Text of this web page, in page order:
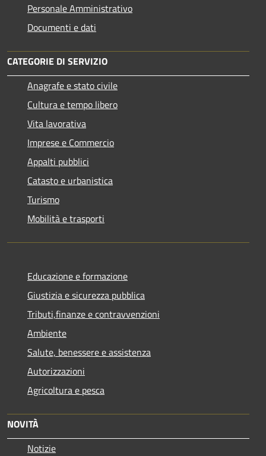
Personale Amministrativo
Documenti e dati
CATEGORIE DI SERVIZIO
Anagrafe e stato civile
Cultura e tempo libero
Vita lavorativa
Imprese e Commercio
Appalti pubblici
Catasto e urbanistica
Turismo
Mobilità e trasporti
Educazione e formazione
Giustizia e sicurezza pubblica
Tributi,finanze e contravvenzioni
Ambiente
Salute, benessere e assistenza
Autorizzazioni
Agricoltura e pesca
NOVITÀ
Notizie